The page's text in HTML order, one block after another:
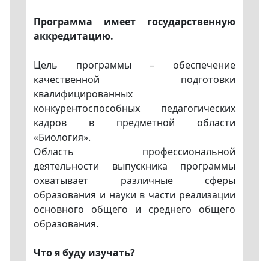
Программа имеет государственную
аккредитацию.
Цель программы – обеспечение
качественной подготовки
квалифицированных
конкурентоспособных педагогических
кадров в предметной области
«Биология».
Область профессиональной
деятельности выпускника программы
охватывает различные сферы
образования и науки в части реализации
основного общего и среднего общего
образования.
Что я буду изучать?